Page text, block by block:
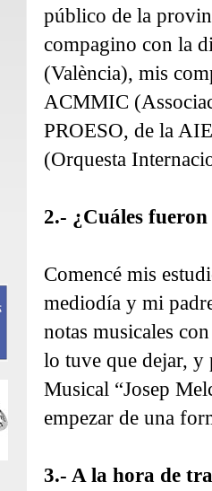
público de la
compagino con la
(València), mis
ACMMIC
PROESO, de la
(Orquesta
2.- ¿Cuáles
Comencé mis
mediodía y mi
notas musicales
lo tuve que dejar, y
Musical “Josep
empezar de una
3.- A la hora de